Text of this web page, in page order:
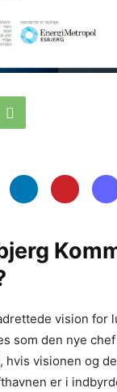
vision for
som den nye
hvis visionen og
er i